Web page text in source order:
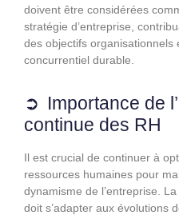
doivent être considérées
stratégie d’entreprise,
des objectifs organisationnels
concurrentiel durable.
Importance de
continue des RH
Il est crucial de continuer à
ressources humaines pour
dynamisme de l’entreprise.
doit s’adapter aux évolutions